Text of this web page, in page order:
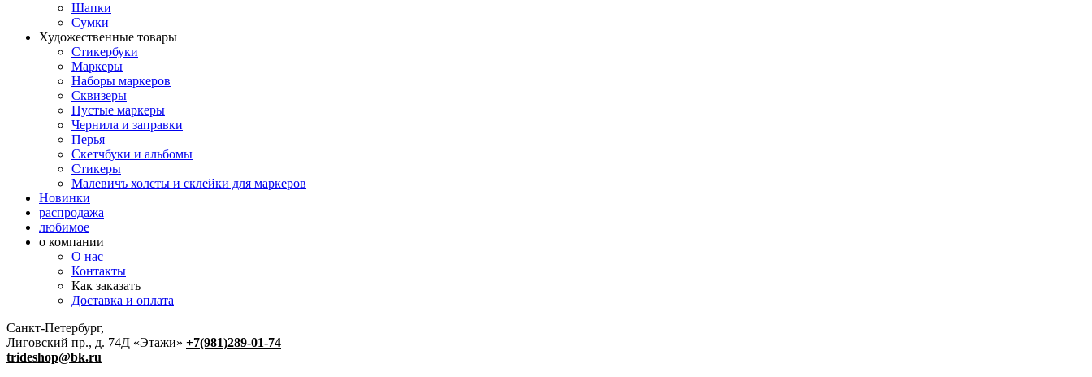
Шапки
Сумки
Художественные товары
Стикербуки
Маркеры
Наборы маркеров
Сквизеры
Пустые маркеры
Чернила и заправки
Перья
Скетчбуки и альбомы
Стикеры
Малевичъ холсты и склейки для маркеров
Новинки
распродажа
любимое
о компании
О нас
Контакты
Как заказать
Доставка и оплата
Санкт-Петербург,
Лиговский пр., д. 74Д «Этажи» +7(981)289-01-74
trideshop@bk.ru